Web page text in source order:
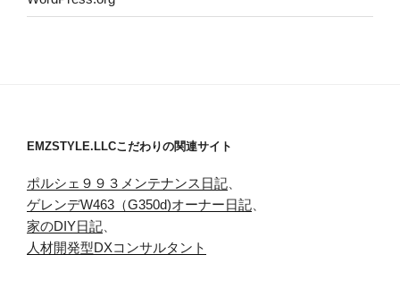
EMZSTYLE.LLCこだわりの関連サイト
ポルシェ９９３メンテナンス日記
ゲレンデW463（G350d)オーナー日記
家のDIY日記
人材開発型DXコンサルタント